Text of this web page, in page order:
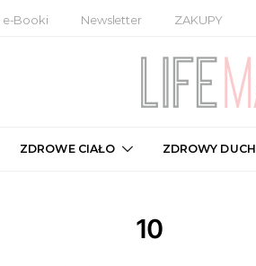
e-Booki Newsletter ZAKUPY
ZDROWE CIAŁO ZDROWY DUCH
10